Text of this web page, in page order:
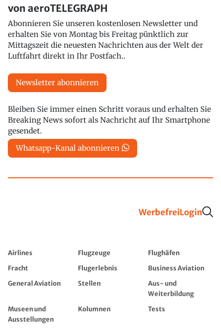
von aeroTELEGRAPH
Abonnieren Sie unseren kostenlosen Newsletter und
erhalten Sie von Montag bis Freitag pünktlich zur
Mittagszeit die neuesten Nachrichten aus der Welt der
Luftfahrt direkt in Ihr Postfach..
Newsletter abonnieren
Bleiben Sie immer einen Schritt voraus und erhalten Sie
Breaking News sofort als Nachricht auf Ihr Smartphone
gesendet.
Whatsapp-Kanal abonnieren
WerbefreiLogin
Airlines Flugzeuge
Flughäfen
Fracht
Flugerlebnis
Business Aviation
General Aviation
Stellen
Aus- und
Weiterbildung
Museen und
Ausstellungen
Kolumnen Tests